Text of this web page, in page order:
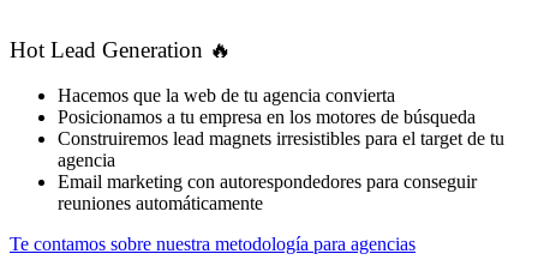
Hot Lead Generation 🔥
Hacemos que la web de tu agencia convierta
Posicionamos a tu empresa en los motores de búsqueda
Construiremos lead magnets irresistibles para el target de tu
agencia
Email marketing con autorespondedores para conseguir
reuniones automáticamente
Te contamos sobre nuestra metodología para agencias